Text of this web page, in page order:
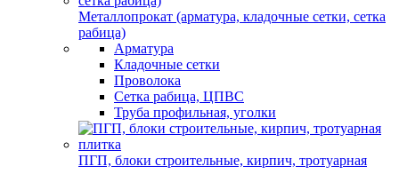
Металлопрокат (арматура, кладочные сетки, сетка
рабица)
Арматура
Кладочные сетки
Проволока
Сетка рабица, ЦПВС
Труба профильная, уголки
ПГП, блоки строительные, кирпич, тротуарная